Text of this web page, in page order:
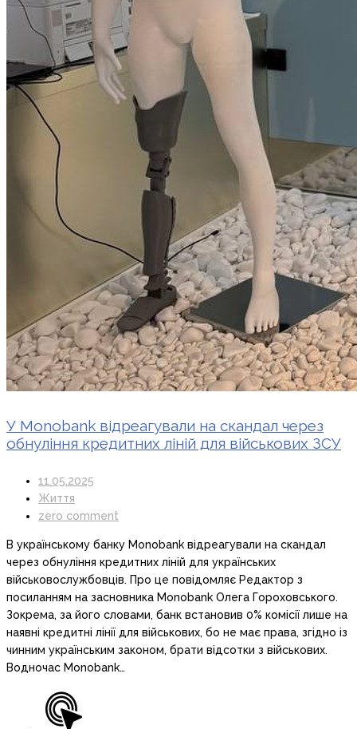
У Monobank відреагували на скандал через
обнуління кредитних ліній для військових ЗСУ
11.05.2025
Життя
zero comment
В українському банку Monobank відреагували на скандал
через обнуління кредитних ліній для українських
військовослужбовців. Про це повідомляє Редактор з
посиланням на засновника Monobank Олега Гороховського.
Зокрема, за його словами, банк встановив 0% комісії лише на
наявні кредитні лінії для військових, бо не має права, згідно із
чинним українським законом, брати відсотки з військових.
Водночас Monobank…